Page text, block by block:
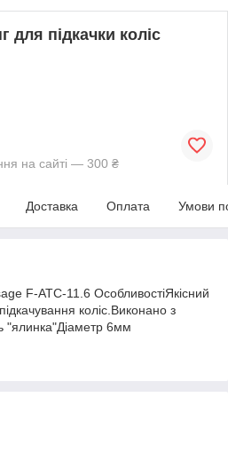
для підкачки коліс
на сайті — 300 ₴
Доставка Оплата Умови
F-ATC-11.6 ОсобливостіЯкісний
коліс.Виконано з
"ялинка"Діаметр 6мм